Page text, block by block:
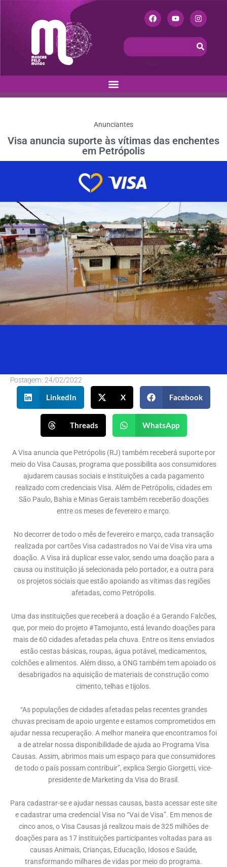
Anunciantes
Visa anuncia suporte às vítimas das enchentes
em Petrópolis
Postagem: 24/02/2022
LinkedIn X Facebook
Threads WhatsApp
A Visa anuncia que Petrópolis (RJ) também receberá suporte por
meio do Visa Causas, programa que possibilita aos consumidores
ajudarem causas sociais e instituições a cada pagamento
realizado com credenciais Visa. Além de Petrópolis, cidades em
São Paulo, Bahia e Minas Gerais também receberão doações
entre os meses de fevereiro e março.
No decorrer de todo o mês de fevereiro e março, cada transação
realizada por cartões Visa cadastrados no Vai de Visa vira uma
doação. A Visa irá duplicar esse valor, sendo uma doação para a
causa ou instituição já selecionada pelo portador, e a outra para
os projetos sociais que estão apoiando as vítimas das regiões
afetadas, como Petrópolis.
Uma das instituições que receberá a doação é a Gerando Falcões,
que, por meio do projeto#Tamojunto, está levando doações para
mais de 60 cidades afetadas pela chuva. Entre os itens enviados
estão cestas básicas, roupas, água potável, medicamentos,
colchões e alimentos. Além disso, a ONG também tem apoiado os
desabrigados na aquisição de materiais de construção como
cimento, telhas e tijolos.
“As populações de cidades afetadas pelas recentes grandes
chuvas precisam de apoio urgente e estamos comprometidos em
ajudar nessa recuperação. A melhor maneira que encontramos foi
a de atrelar nossa disponibilidade de ajuda ao Programa Visa
Causas. Assim, abrimos mais um espaço para que consumidores
de todo o país possam contribuir”, explica Sergio Giorgetti, vice-
presidente de Marketing da Visa do Brasil.
Para cadastrar-se e ajudar nessas causas, basta acessar este site
e cadastrar uma credencial Visa no “Vai de Visa”. Em menos de
cinco anos, o Visa Causas já realizou mais de 325 milhões de
doações para as 17 instituições participantes voltadas para as
causas Animais, Crianças, Educação, Idosos e Saúde,
transformando milhares de vidas por meio do programa.